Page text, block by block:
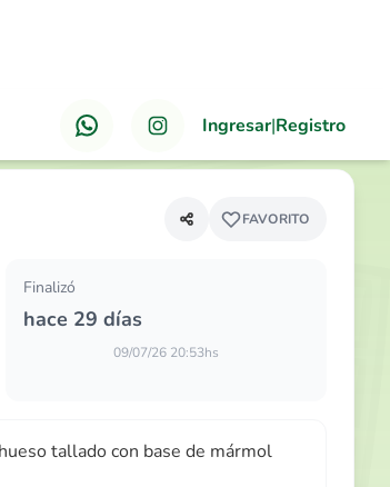
Ingresar|Registro
ANTERIOR PRÓXIMO
FAVORITO
tallado con base de mármol…
Finalizó
hace 29 días
09/07/26 20:53hs
tallado con base de mármol